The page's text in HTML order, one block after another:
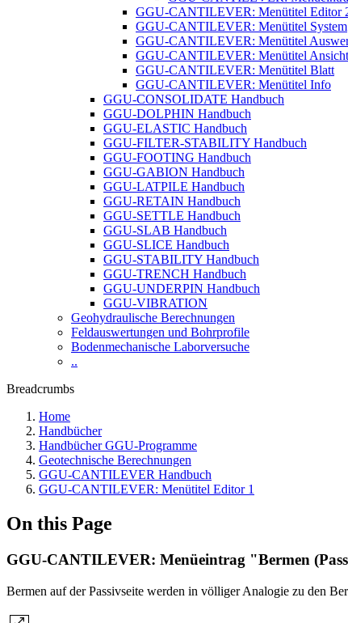
GGU-CANTILEVER: Menütitel Editor
GGU-CANTILEVER: Menütitel System
GGU-CANTILEVER: Menütitel
GGU-CANTILEVER: Menütitel Ansicht
GGU-CANTILEVER: Menütitel Blatt
GGU-CANTILEVER: Menütitel Info
GGU-CONSOLIDATE Handbuch
GGU-DOLPHIN Handbuch
GGU-ELASTIC Handbuch
GGU-FILTER-STABILITY Handbuch
GGU-FOOTING Handbuch
GGU-GABION Handbuch
GGU-LATPILE Handbuch
GGU-RETAIN Handbuch
GGU-SETTLE Handbuch
GGU-SLAB Handbuch
GGU-SLICE Handbuch
GGU-STABILITY Handbuch
GGU-TRENCH Handbuch
GGU-UNDERPIN Handbuch
GGU-VIBRATION
Geohydraulische Berechnungen
Feldauswertungen und Bohrprofile
Bodenmechanische Laborversuche
..
Breadcrumbs
Home
Handbücher
Handbücher GGU-Programme
Geotechnische Berechnungen
GGU-CANTILEVER Handbuch
GGU-CANTILEVER: Menütitel Editor 1
On this Page
GGU-CANTILEVER: Menüeintrag "Bermen
Bermen auf der Passivseite werden in völliger Analogie zu den